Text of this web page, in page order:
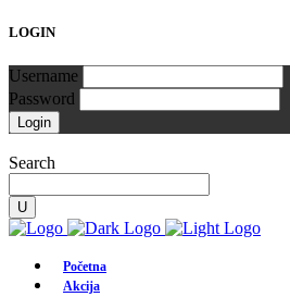
LOGIN
Username
Password
Search
Početna
Akcija